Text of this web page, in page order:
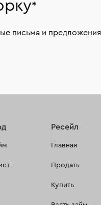
*
письма и предложения
Ресейл
Главная
Продать
Купить